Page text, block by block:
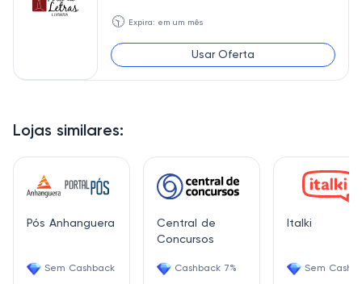
Lojas similares:
Pós Anhanguera
Sem Cashback
Central de
Concursos
Cashback 7%
Italki
Sem
🕥 Expira: em um mês
Usar Oferta